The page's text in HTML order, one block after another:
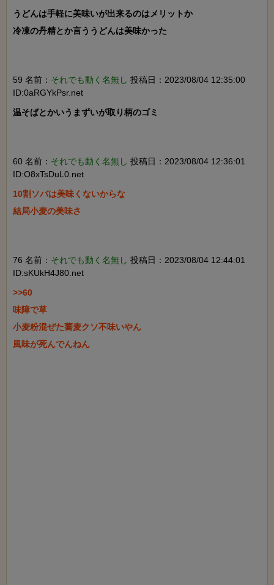
うどんは手軽に美味いが出来るのはメリットか
冷凍の丹精とか言ううどんは美味かった
59 名前： それでも動く名無し 投稿日：2023/08/04 12:35:00
ID:0aRGYkPsr.net
温そばとかいうまずいが取り柄のゴミ
60 名前： それでも動く名無し 投稿日：2023/08/04 12:36:01
ID:O8xTsDuL0.net
10割ソバは美味くないからな
結局小麦の美味さ
76 名前： それでも動く名無し 投稿日：2023/08/04 12:44:01
ID:sKUkH4J80.net
>>60
味障で草
小麦粉混ぜた蕎麦クソ不味いやん
風味が死んでんねん